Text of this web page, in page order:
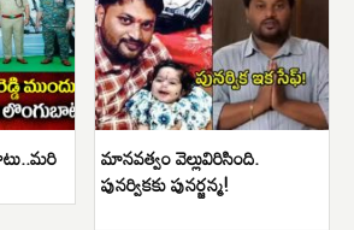
మానవత్వం వెల్లువిరిసింది.
పునర్వికకు పునర్జన్మ!